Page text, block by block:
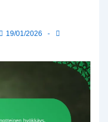
19/01/2026